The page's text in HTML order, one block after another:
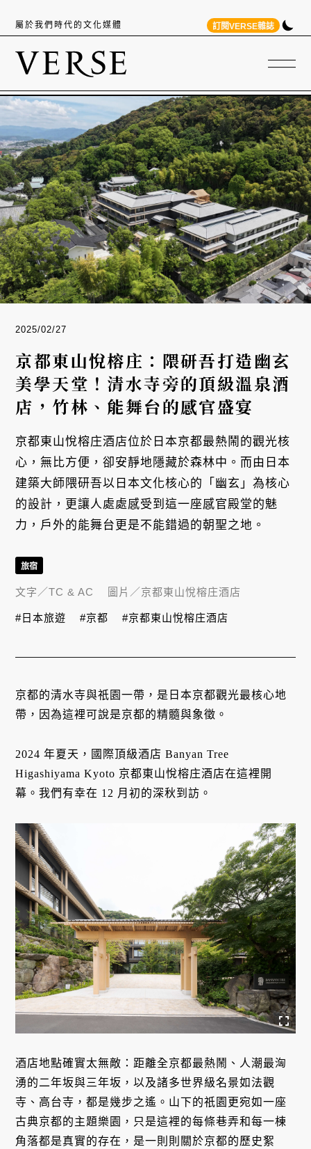
屬於我們時代的文化媒體 訂閱VERSE雜誌
2025/02/27
京都東山悅榕庄：隈研吾打造幽玄
美學天堂！清水寺旁的頂級溫泉酒
店，竹林、能舞台的感官盛宴
京都東山悅榕庄酒店位於日本京都最熱鬧的觀光核
心，無比方便，卻安靜地隱藏於森林中。而由日本
建築大師隈研吾以日本文化核心的「幽玄」為核心
的設計，更讓人處處感受到這一座感官殿堂的魅
力，戶外的能舞台更是不能錯過的朝聖之地。
京都的清水寺與祇園一帶，是日本京都觀光最核心地
帶，因為這裡可說是京都的精髓與象徵。
2024 年夏天，國際頂級酒店 Banyan Tree
Higashiyama Kyoto 京都東山悅榕庄酒店在這裡開
幕。我們有幸在 12 月初的深秋到訪。
酒店地點確實太無敵：距離全京都最熱鬧、人潮最洶
湧的二年坂與三年坂，以及諸多世界級名景如法觀
寺、高台寺，都是幾步之遙。山下的祇園更宛如一座
古典京都的主題樂園，只是這裡的每條巷弄和每一棟
角落都是真實的存在，是一則則關於京都的歷史絮
旅宿
文字／TC & AC 圖片／京都東山悅榕庄酒店
#日本旅遊 #京都 #京都東山悅榕庄酒店